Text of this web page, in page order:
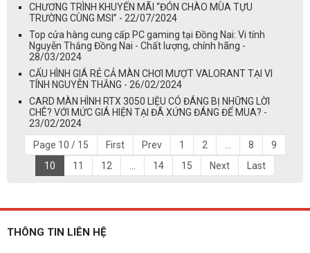
CHƯƠNG TRÌNH KHUYẾN MÃI “ĐÓN CHÀO MÙA TỰU
TRƯỜNG CÙNG MSI” - 22/07/2024
Top cửa hàng cung cấp PC gaming tại Đồng Nai: Vi tính
Nguyễn Thắng Đồng Nai - Chất lượng, chính hãng -
28/03/2024
CẤU HÌNH GIÁ RẺ CẢ MÀN CHƠI MƯỢT VALORANT TẠI VI
TÍNH NGUYỄN THẮNG - 26/02/2024
CARD MÀN HÌNH RTX 3050 LIỆU CÓ ĐÁNG BỊ NHỮNG LỜI
CHÊ? VỚI MỨC GIÁ HIỆN TẠI ĐÃ XỨNG ĐÁNG ĐỂ MUA? -
23/02/2024
Page 10 / 15
First Prev 1 2 8
9
10
11 12 14 15 Next Last
THÔNG TIN LIÊN HỆ